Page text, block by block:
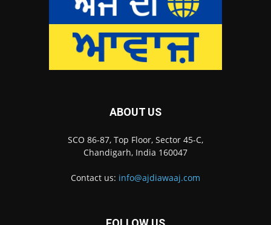
ABOUT US
SCO 86-87, Top Floor, Sector 45-C,
Chandigarh, India 160047
Contact us: info@ajdiawaaj.com